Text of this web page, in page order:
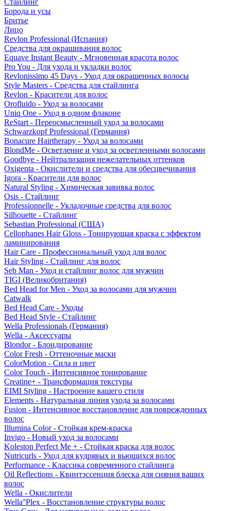
Стайлинг
Борода и усы
Бритье
Лицо
Revlon Professional (Испания)
Средства для окрашивания волос
Equave Instant Beauty - Мгновенная красота волос
Pro You - Для ухода и укладки волос
Revlonissimo 45 Days - Уход для окрашенных волосы
Style Masters - Средства для стайлинга
Revlon - Красители для волос
Orofluido - Уход за волосами
Uniq One - Уход в одном флаконе
ReStart - Переосмысленный уход за волосами
Schwarzkopf Professional (Германия)
Bonacure Hairtherapy - Уход за волосами
BlondMe - Осветление и уход за осветленными волосами
Goodbye - Нейтрализация нежелательных оттенков
Oxigenta - Окислители и средства для обесцвечивания
Igora - Красители для волос
Natural Styling - Химическая завивка волос
Osis - Стайлинг
Professionnelle - Укладочные средства для волос
Silhouette - Стайлинг
Sebastian Professional (США)
Cellophanes Hair Gloss - Тонирующая краска с эффектом
ламинирования
Hair Care - Профессиональный уход для волос
Hair Styling - Стайлинг для волос
Seb Man - Уход и стайлинг волос для мужчин
TIGI (Великобритания)
Bed Head for Men - Уход за волосами для мужчин
Catwalk
Bed Head Care - Уходы
Bed Head Style - Стайлинг
Wella Professionals (Германия)
Wella - Аксессуары
Blondor - Блондирование
Color Fresh - Оттеночные маски
ColorMotion - Сила и цвет
Color Touch - Интенсивное тонирование
Creatine+ - Трансформация текстуры
EIMI Styling - Настроение вашего стиля
Elements - Натуральная линия ухода за волосами
Fusion - Интенсивное восстановление для поврежденных
волос
Illumina Color - Стойкая крем-краска
Invigo - Новый уход за волосами
Koleston Perfect Me + - Стойкая краска для волос
Nutricurls - Уход для кудрявых и вьющихся волос
Performance - Классика современного стайлинга
Oil Reflections - Квинтэссенция блеска для сияния ваших
волос
Wella - Окислители
Wella°Plex - Восстановление структуры волос